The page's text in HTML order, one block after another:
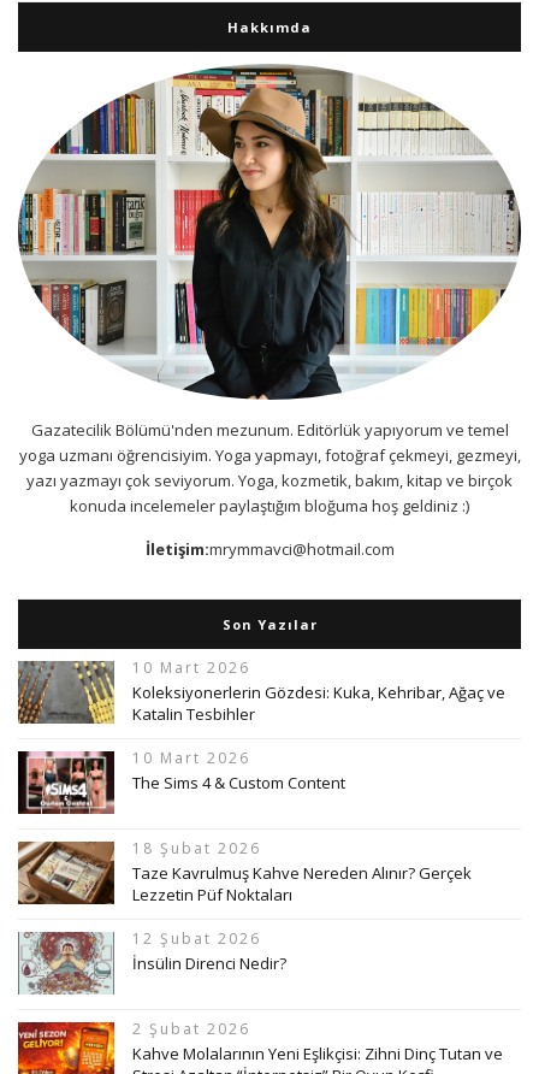
Hakkımda
Gazatecilik Bölümü'nden mezunum. Editörlük yapıyorum ve temel
yoga uzmanı öğrencisiyim. Yoga yapmayı, fotoğraf çekmeyi, gezmeyi,
yazı yazmayı çok seviyorum. Yoga, kozmetik, bakım, kitap ve birçok
konuda incelemeler paylaştığım bloğuma hoş geldiniz :)
İletişim:mrymmavci@hotmail.com
Son Yazılar
10 Mart 2026
Koleksiyonerlerin Gözdesi: Kuka, Kehribar, Ağaç ve
Katalin Tesbihler
10 Mart 2026
The Sims 4 & Custom Content
18 Şubat 2026
Taze Kavrulmuş Kahve Nereden Alınır? Gerçek
Lezzetin Püf Noktaları
12 Şubat 2026
İnsülin Direnci Nedir?
2 Şubat 2026
Kahve Molalarının Yeni Eşlikçisi: Zihni Dinç Tutan ve